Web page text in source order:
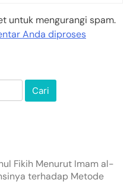
untuk mengurangi spam.
Anda diproses
Fikih Menurut Imam al-
terhadap Metode